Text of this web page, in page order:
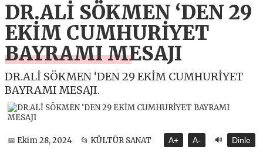
DR.ALİ SÖKMEN ‘DEN 29
EKİM CUMHURİYET
BAYRAMI MESAJI
DR.ALİ SÖKMEN ‘DEN 29 EKİM CUMHURİYET
BAYRAMI MESAJI.
📅 Ekim 28, 2024 📂 KÜLTÜR SANAT A+ A- 🔊 Dinle